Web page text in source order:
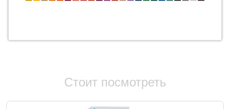
Стоит посмотреть